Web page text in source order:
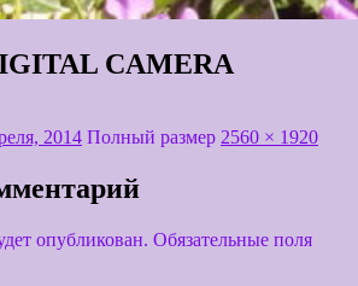
CAMERA
2014 Полный размер 2560 × 1920
опубликован. Обязательные поля